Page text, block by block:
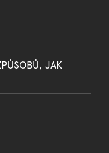
JAK